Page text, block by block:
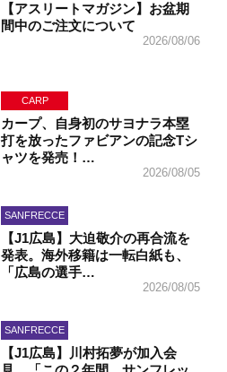
【アスリートマガジン】お盆期
間中のご注文について
2026/08/06
CARP
カープ、自身初のサヨナラ本塁
打を放ったファビアンの記念Tシ
ャツを発売！…
2026/08/05
SANFRECCE
【J1広島】大迫敬介の再合流を
発表。海外移籍は一転白紙も、
「広島の選手…
2026/08/05
SANFRECCE
【J1広島】川村拓夢が加入会